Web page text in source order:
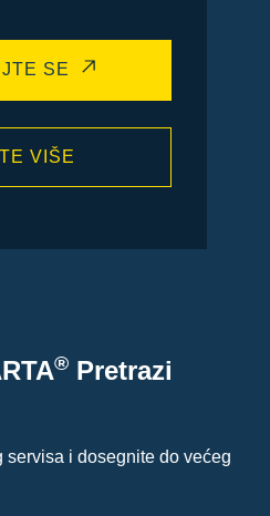
SE
VIŠE
® Pretrazi
servisa i dosegnite do većeg